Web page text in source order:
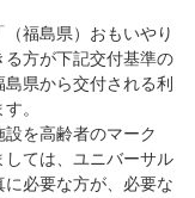
福島県）おもいやり
方が下記交付基準の
県から交付される利
。
を高齢者のマーク
しては、ユニバーサル
必要な方が、必要な